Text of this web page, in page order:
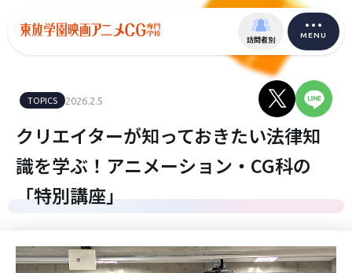
訪問者別 MENU
TOPICS 2026.2.5
クリエイターが知っておきたい法律知
識を学ぶ！アニメーション・CG科の
「特別講座」